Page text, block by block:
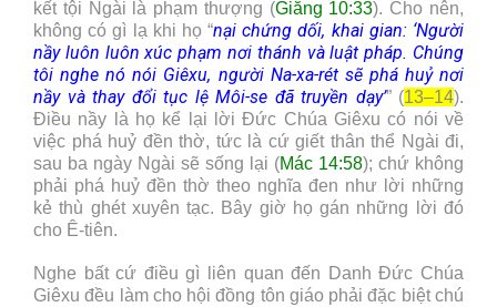
kết tội Ngài là phạm thượng (Giăng 10:33). Cho nên,
không có gì lạ khi họ “nại chứng dối, khai gian: ‘Người
nầy luôn luôn xúc phạm nơi thánh và luật pháp. Chúng
tôi nghe nó nói Giêxu, người Na-xa-rét sẽ phá huỷ nơi
nầy và thay đổi tục lệ Môi-se đã truyền dạy’” (13–14).
Điều nầy là họ kể lại lời Đức Chúa Giêxu có nói về
việc phá huỷ đền thờ, tức là cứ giết thân thể Ngài đi,
sau ba ngày Ngài sẽ sống lại (Mác 14:58); chứ không
phải phá huỷ đền thờ theo nghĩa đen như lời những
kẻ thù ghét xuyên tạc. Bây giờ họ gán những lời đó
cho Ê-tiên.
Nghe bất cứ điều gì liên quan đến Danh Đức Chúa
Giêxu đều làm cho hội đồng tôn giáo phải đặc biệt chú